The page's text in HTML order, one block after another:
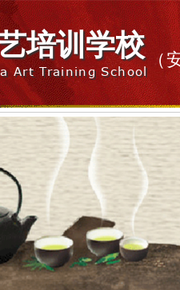
培训学校
Art Training School
（